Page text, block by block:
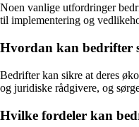
Noen vanlige utfordringer
til implementering og
Hvordan kan bedrifter
Bedrifter kan sikre at deres
og juridiske rådgivere, og
Hvilke fordeler kan